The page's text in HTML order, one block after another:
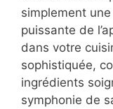
simplement
puissante de
dans votre
sophistiquée,
ingrédients
symphonie de